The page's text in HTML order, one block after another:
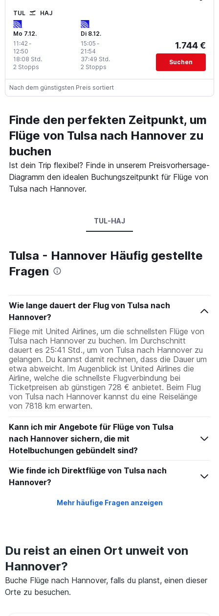
TUL HAJ
Mo 7.12.
11:42 -
12:50
2 Stopps
18:08 Std.
Di 8.12.
15:05 -
21:54
2 Stopps
37:49 Std.
1.744 €
Suchen
Nach dem günstigsten Preis sortiert
Finde den perfekten Zeitpunkt, um
Flüge von Tulsa nach Hannover zu
buchen
Ist dein Trip flexibel? Finde in unserem Preisvorhersage-
Diagramm den idealen Buchungszeitpunkt für Flüge von
Tulsa nach Hannover.
TUL-HAJ
Tulsa - Hannover Häufig gestellte
Fragen
Wie lange dauert der Flug von Tulsa nach
Hannover?
Fliege mit United Airlines, um die schnellsten Flüge von
Tulsa nach Hannover zu buchen. Im Durchschnitt
dauert es 25:41 Std., um von Tulsa nach Hannover zu
gelangen. Du kannst damit rechnen, dass die Dauer um
etwa abweicht. Im Augenblick ist United Airlines die
Airline, welche die schnellste Flugverbindung bei
Ticketpreisen ab günstigen 728 € anbietet. Beim Flug
von Tulsa nach Hannover kannst du eine Reiselänge
von 7818 km erwarten.
Kann ich mir Angebote für Flüge von Tulsa
nach Hannover sichern, die mit
Hotelbuchungen gebündelt sind?
Wie finde ich Direktflüge von Tulsa nach
Hannover?
Mehr häufige Fragen anzeigen
Du reist an einen Ort unweit von
Hannover?
Buche Flüge nach Hannover, falls du planst, einen dieser
Orte zu besuchen.